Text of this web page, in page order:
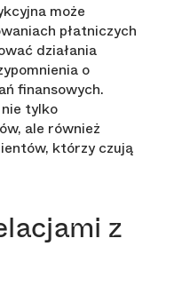
może
płatniczych
działania
o
finansowych.
tylko
ale również
którzy czują
z